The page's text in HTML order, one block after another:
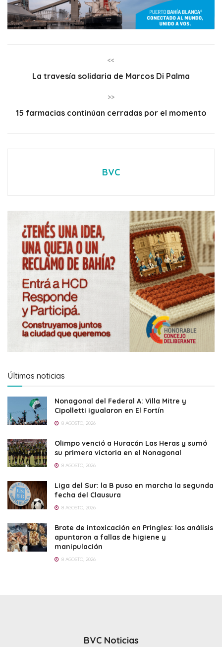
<<
La travesía solidaria de Marcos Di Palma
>>
15 farmacias continúan cerradas por el momento
BVC
Últimas noticias
Nonagonal del Federal A: Villa Mitre y
Cipolletti igualaron en El Fortín
8 AGOSTO, 2026
Olimpo venció a Huracán Las Heras y sumó
su primera victoria en el Nonagonal
8 AGOSTO, 2026
Liga del Sur: la B puso en marcha la segunda
fecha del Clausura
8 AGOSTO, 2026
Brote de intoxicación en Pringles: los análisis
apuntaron a fallas de higiene y
manipulación
8 AGOSTO, 2026
BVC Noticias